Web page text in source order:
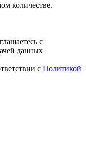
количестве.
с
данных
с Политикой